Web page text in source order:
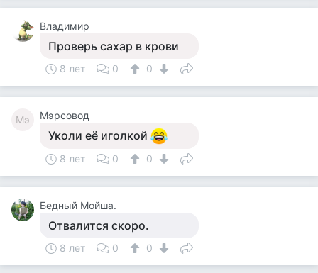
Владимир
Проверь сахар в крови
8 лет 0 0
Мэ Мэрсовод
Уколи её иголкой
8 лет 0 0
Бедный Мойша.
Отвалится скоро.
8 лет 0 0